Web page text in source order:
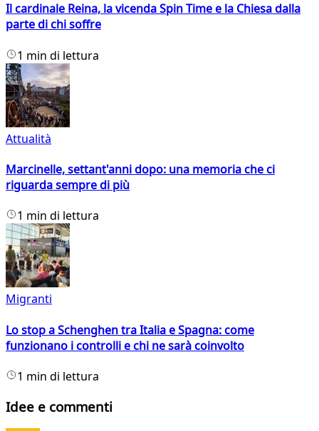
Il cardinale Reina, la vicenda Spin Time e la Chiesa dalla
parte di chi soffre
1 min di lettura
Attualità
Marcinelle, settant'anni dopo: una memoria che ci
riguarda sempre di più
1 min di lettura
Migranti
Lo stop a Schenghen tra Italia e Spagna: come
funzionano i controlli e chi ne sarà coinvolto
1 min di lettura
Idee e commenti